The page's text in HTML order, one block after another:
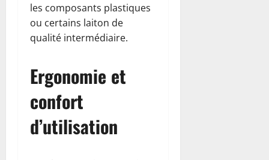
les composants plastiques
ou certains laiton de
qualité intermédiaire.
Ergonomie et
confort
d’utilisation